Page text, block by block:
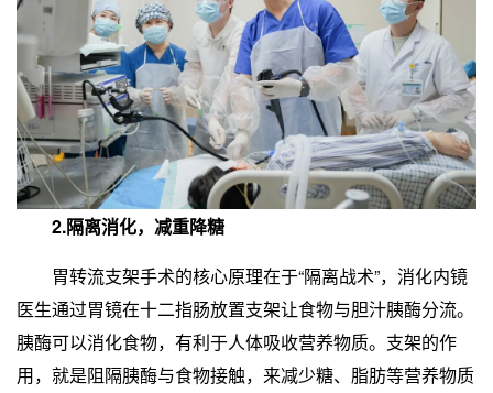
2.隔离消化，减重降糖
胃转流支架手术的核心原理在于“隔离战术”，消化内镜
医生通过胃镜在十二指肠放置支架让食物与胆汁胰酶分流。
胰酶可以消化食物，有利于人体吸收营养物质。支架的作
用，就是阻隔胰酶与食物接触，来减少糖、脂肪等营养物质